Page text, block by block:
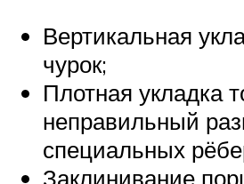
Вертикальная
чурок;
Плотная укладка
неправильный
специальных
Заклинивание